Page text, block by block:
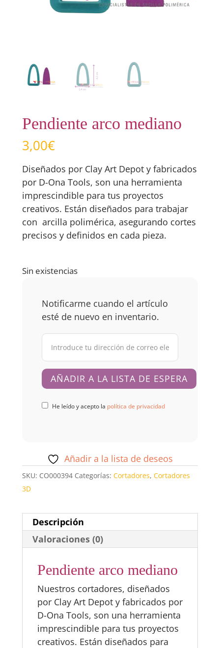
Pendiente arco mediano
3,00€
Diseñados por Clay Art Depot y fabricados
por D-Ona Tools, son una herramienta
imprescindible para tus proyectos
creativos. Están diseñados para trabajar
con arcilla polimérica, asegurando cortes
precisos y definidos en cada pieza.
Sin existencias
Notificarme cuando el artículo
esté de nuevo en inventario.
He leído y acepto la política de privacidad
Añadir a la lista de deseos
SKU: CO000394 Categorías: Cortadores, Cortadores
3D
Descripción
Valoraciones (0)
Pendiente arco mediano
Nuestros cortadores, diseñados
por Clay Art Depot y fabricados por
D-Ona Tools, son una herramienta
imprescindible para tus proyectos
creativos. Están diseñados para